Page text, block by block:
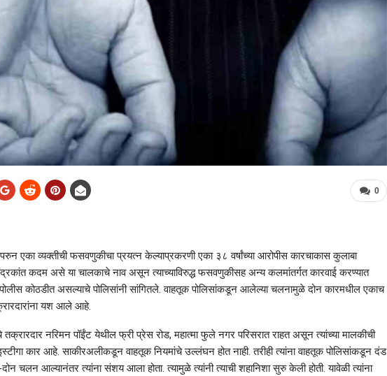
0
एका व्यक्तीची फसवणुकीचा प्रयत्न केल्याप्रकरणी एका ३८ वर्षांच्या आरोपीस कारचाकास कुलाबा
कदम असे या चालकाचे नाव असून त्याच्याविरुद्ध फसवणुकीसह अन्य कलमांतर्गत कारवाई करण्यात
कोठडीत असल्याचे पोलिसांनी सांगितले. वाहतूक पोलिसांकडून आलेल्या चलनामुळे दोन कारमधील एकाच
यश आले आहे.
नरिमन पॉईंट येथील फ्री प्रेस रोड, महात्मा फुले नगर परिसरात राहत असून त्यांच्या मालकीची
कार आहे. साकीरअलीकडून वाहतूक नियमांचे उल्लंघन होत नाही. तरीही त्यांना वाहतूक पोलिसांकडून दंड
चलन आल्यानंतर त्यांना संशय आला होता. त्यामुळे त्यांनी त्याची शहानिशा सुरु केली होती. यावेळी त्यांना